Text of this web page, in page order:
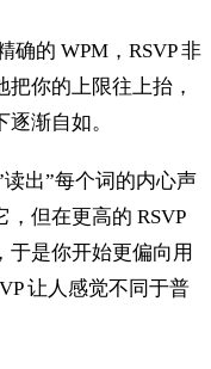
确的 WPM，RSVP 非
你的上限往上抬，
渐自如。
出”每个词的内心声
但在更高的 RSVP
于是你开始更偏向用
让人感觉不同于普